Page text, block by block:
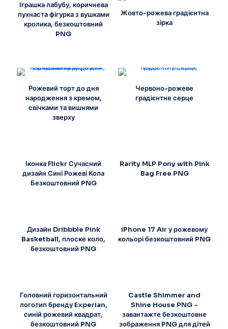
Іграшка лабубу, коричнева
пухнаста фігурка з вушками
кролика, безкоштовний
PNG
Жовто-рожева градієнтна
зірка
Рожевий торт до дня
народження з кремом,
свічками та вишнями
зверху
Червоно-рожеве
градієнтне серце
Іконка Flickr Сучасний
дизайн Сині Рожеві Кола
Безкоштовний PNG
Rarity MLP Pony with Pink
Bag Free PNG
Дизайн Dribbble Pink
Basketball, плоске коло,
безкоштовний PNG
iPhone 17 Air у рожевому
кольорі безкоштовний PNG
Головний горизонтальний
логотип бренду Experian,
синій рожевий квадрат,
безкоштовний PNG
Castle Shimmer and
Shine House PNG –
завантажте безкоштовне
зображення PNG для дітей